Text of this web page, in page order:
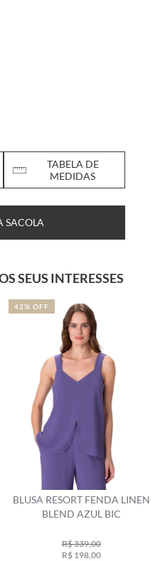
TABELA DE
MEDIDAS
SACOLA
SEUS INTERESSES
BLUSA RESORT FENDA LINEN
BLEND AZUL BIC
R$ 339,00
R$ 198,00
42% OFF